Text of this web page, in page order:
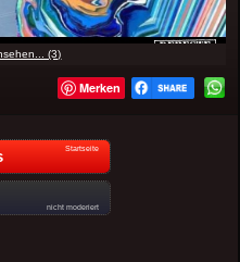
(3)
Merken
Startseite
nicht moderiert